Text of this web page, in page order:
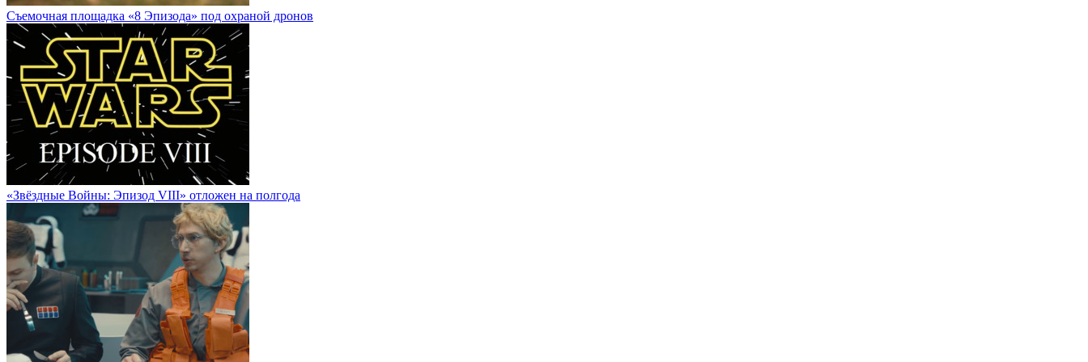
Cъемочная площадка «8 Эпизода» под охраной дронов
«Звёздные Войны: Эпизод VIII» отложен на полгода